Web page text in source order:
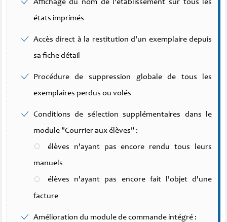
Affichage du nom de l'établissement sur tous les
états imprimés
Accès direct à la restitution d'un exemplaire depuis
sa fiche détail
Procédure de suppression globale de tous les
exemplaires perdus ou volés
Conditions de sélection supplémentaires dans le
module "Courrier aux élèves" :
élèves n'ayant pas encore rendu tous leurs
manuels
élèves n'ayant pas encore fait l'objet d'une
facture
Amélioration du module de commande intégré :